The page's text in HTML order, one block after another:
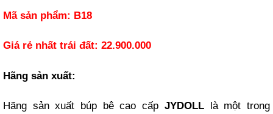
Mã sản phẩm: B18
Giá rẻ nhất trái đất: 22.900.000
Hãng sản xuất:
Hãng sản xuất búp bê cao cấp JYDOLLlà một trong